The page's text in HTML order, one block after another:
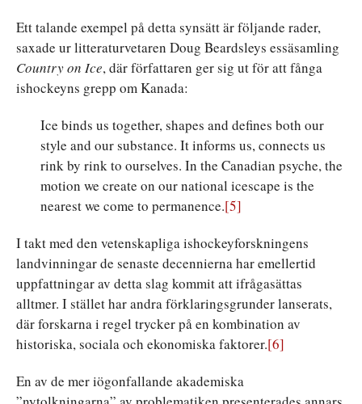
Ett talande exempel på detta synsätt är följande rader,
saxade ur litteraturvetaren Doug Beardsleys essäsamling
Country on Ice, där författaren ger sig ut för att fånga
ishockeyns grepp om Kanada:
Ice binds us together, shapes and defines both our
style and our substance. It informs us, connects us
rink by rink to ourselves. In the Canadian psyche, the
motion we create on our national icescape is the
nearest we come to permanence.[5]
I takt med den vetenskapliga ishockeyforskningens
landvinningar de senaste decennierna har emellertid
uppfattningar av detta slag kommit att ifrågasättas
alltmer. I stället har andra förklaringsgrunder lanserats,
där forskarna i regel trycker på en kombination av
historiska, sociala och ekonomiska faktorer.[6]
En av de mer iögonfallande akademiska